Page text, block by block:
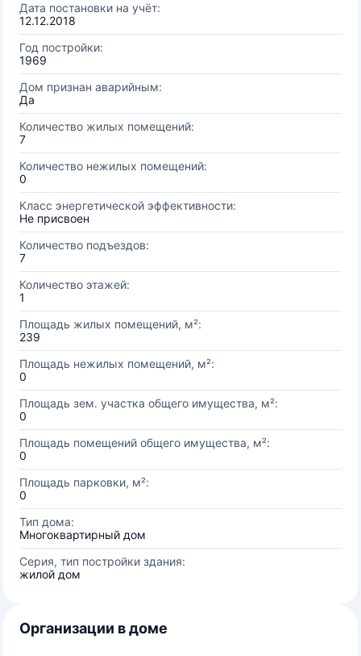
Дата постановки на учёт:
12.12.2018
Год постройки:
1969
Дом признан аварийным:
Да
Количество жилых помещений:
7
Количество нежилых помещений:
0
Класс энергетической эффективности:
Не присвоен
Количество подъездов:
7
Количество этажей:
1
Площадь жилых помещений, м²:
239
Площадь нежилых помещений, м²:
0
Площадь зем. участка общего имущества, м²:
0
Площадь помещений общего имущества, м²:
0
Площадь парковки, м²:
0
Тип дома:
Многоквартирный дом
Серия, тип постройки здания:
жилой дом
Организации в доме